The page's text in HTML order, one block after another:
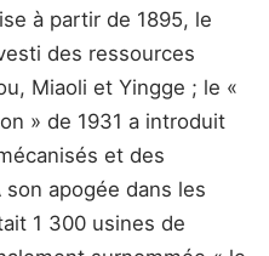
à partir de 1895, le
des ressources
Miaoli et Yingge ; le «
» de 1931 a introduit
et des
son apogée dans les
1 300 usines de